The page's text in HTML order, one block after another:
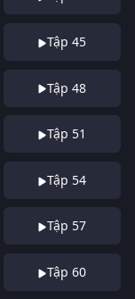
Tập 45
Tập 48
Tập 51
Tập 54
Tập 57
Tập 60